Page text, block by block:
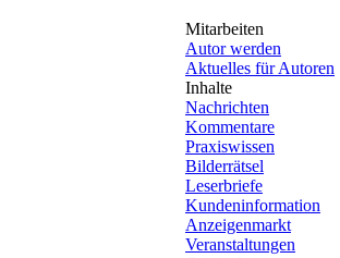
Mitarbeiten
Autor werden
Aktuelles für Autoren
Inhalte
Nachrichten
Kommentare
Praxiswissen
Bilderrätsel
Leserbriefe
Kundeninformation
Anzeigenmarkt
Veranstaltungen